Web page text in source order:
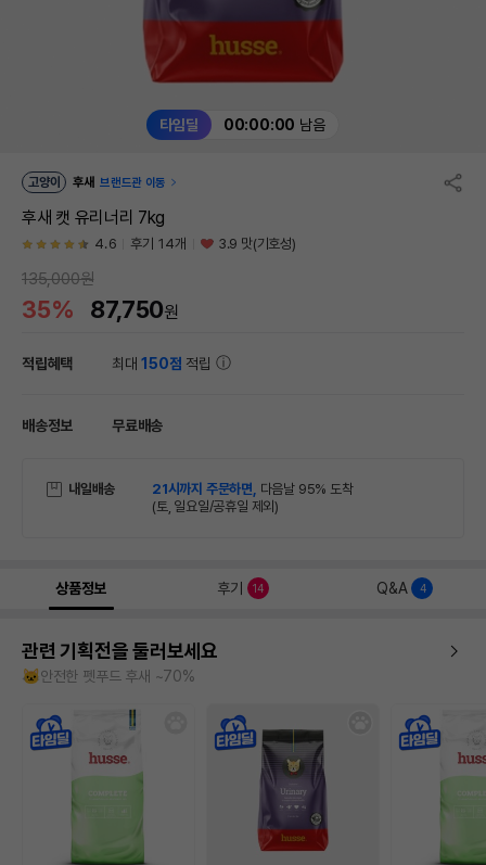
타임딜 00:00:00 남음
고양이 후새 브랜드관 이동
후새 캣 유리너리 7kg
4.6 후기 14개 3.9 맛(기호성)
135,000원
35% 87,750원
적립혜택 최대150점 적립
배송정보 무료배송
내일배송 21시까지 주문하면, 다음날 95% 도착
(토, 일요일/공휴일 제외)
상품정보 후기 14 Q&A 4
관련 기획전을 둘러보세요
🐱안전한 펫푸드 후새 ~70%